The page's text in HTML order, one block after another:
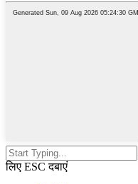
लिए ESC दबाएं